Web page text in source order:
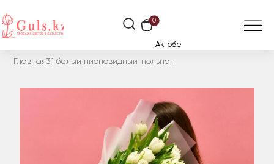
0
Актобе
Главная31 белый пионовидный тюльпан